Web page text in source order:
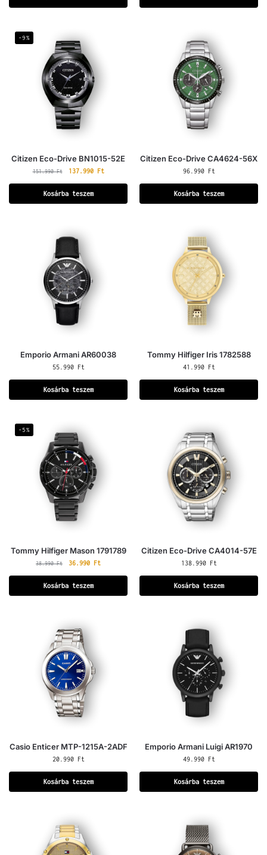
-9%
Citizen Eco-Drive BN1015-52E
151.990Ft 137.990 Ft
Kosárba teszem
Citizen Eco-Drive CA4624-56X
96.990 Ft
Kosárba teszem
Emporio Armani AR60038
55.990 Ft
Kosárba teszem
Tommy Hilfiger Iris 1782588
41.990 Ft
Kosárba teszem
-5%
Tommy Hilfiger Mason 1791789
38.990Ft 36.990 Ft
Kosárba teszem
Citizen Eco-Drive CA4014-57E
138.990 Ft
Kosárba teszem
Casio Enticer MTP-1215A-2ADF
20.990 Ft
Kosárba teszem
Emporio Armani Luigi AR1970
49.990 Ft
Kosárba teszem